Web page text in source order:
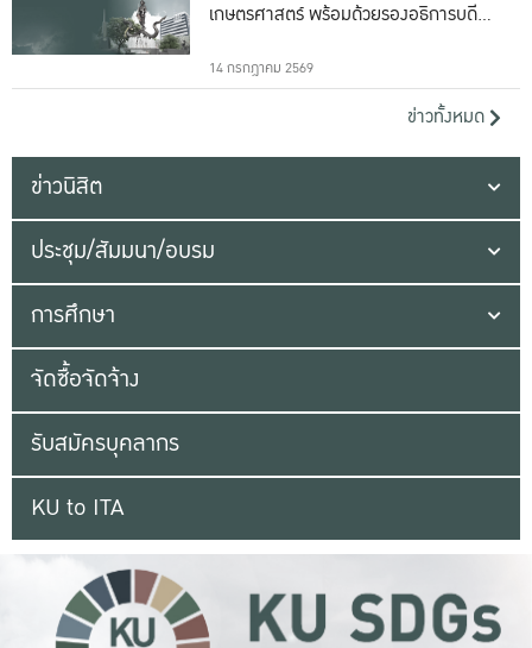
เกษตรศาสตร์ พร้อมด้วยรองอธิการบดีทั้ง
14 กรกฎาคม 2569
ข่าวทั้งหมด
ข่าวนิสิต
ประชุม/สัมมนา/อบรม
การศึกษา
จัดซื้อจัดจ้าง
รับสมัครบุคลากร
KU to ITA